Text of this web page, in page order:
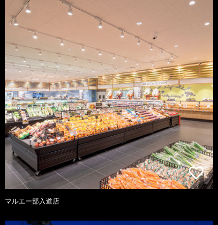
マルエー部入道店